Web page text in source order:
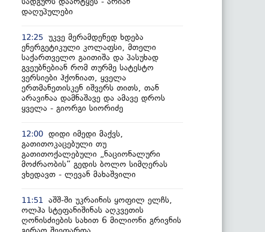
დაღუპულები
12:25 უკვე მერამდენედ ხდება
ენერგეტიკული კოლაფსი, მთელი
საქართველო გაითიშა და პასუხად
გვეუბნებიან რომ თურმე სატესტო
ვერსიები ჰქონიათ, ყველა
ერთმანეთისკენ იშვერს თითს, თან
არავინაა დამნაშავე და ამავე დროს
ყველა - გიორგი სიორიძე
12:00 დიდი იმედი მაქვს,
გათითოკაცებული თუ
გათითოქალებული „ნაციონალური
მოძრაობის“ გედის ბოლო სიმღერას
ვხედავთ - ლევან მახაშვილი
11:51
აშშ-ში უკრაინის ყოფილ ელჩს,
ოლჰა სტეფანიშინას აღკვეთის
ღონისძიების სახით 6 მილიონი გრივნის